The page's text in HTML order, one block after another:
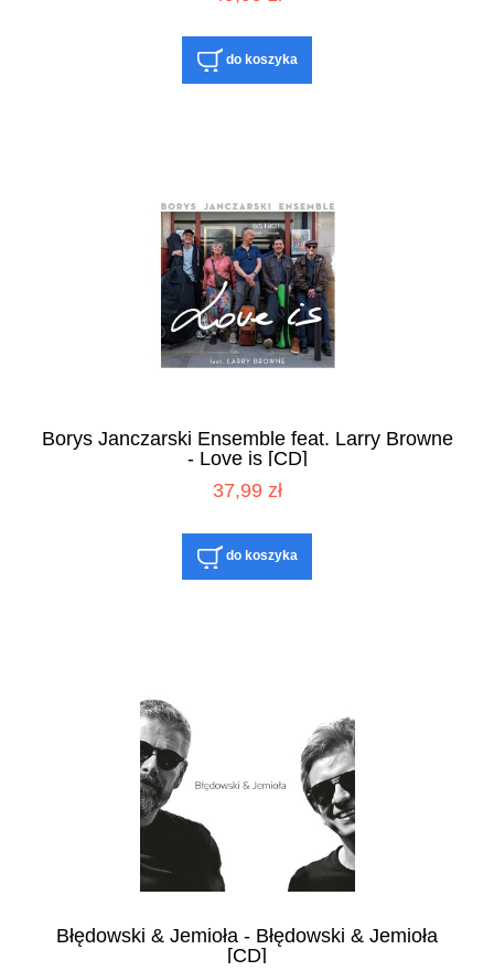
do koszyka
Borys Janczarski Ensemble feat. Larry Browne
- Love is [CD]
37,99 zł
do koszyka
Błędowski & Jemioła - Błędowski & Jemioła
[CD]